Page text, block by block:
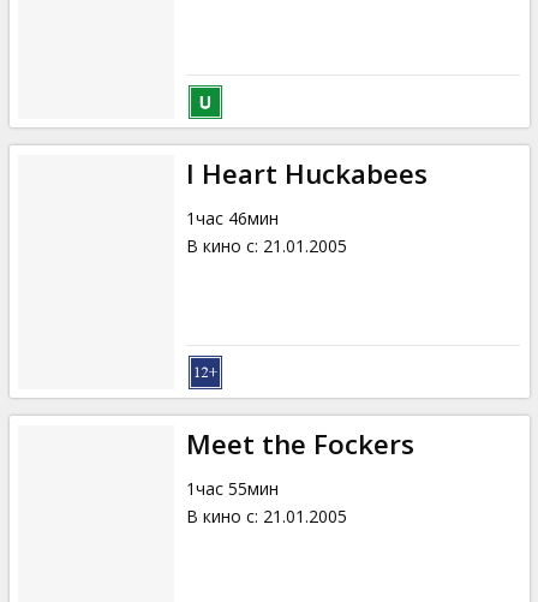
I Heart Huckabees
1час 46мин
В кино с: 21.01.2005
Meet the Fockers
1час 55мин
В кино с: 21.01.2005